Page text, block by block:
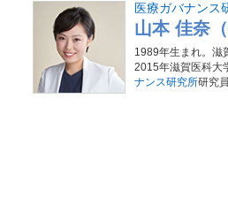
医療ガバナンス
山本 佳奈
1989年生まれ。滋
2015年滋賀医科大
ナンス研究所研究